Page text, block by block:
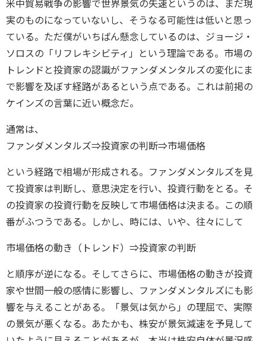
米中貿易戦争の影響で世界景気の失速というのは、まだ現
実のものになっていないし、そうなる可能性は低いと思っ
ている。ただ僕がいちばん懸念しているのは、ジョージ・
ソロスの「リフレキシビティ」という理論である。市場の
トレンドと投資家の認識がファンダメンタルズの変化にま
で影響を及ぼす経路があるという点である。これは前掲の
ケインズの言葉に近い概念だ。
通常は、
ファンダメンタルズ⇒投資家の判断⇒市場価格
という経路で相場が形成される。ファンダメンタルズを見
て投資家は判断し、意思決定を行い、投資行動をとる。そ
の投資家の投資行動を反映して市場価格は決まる。この順
番がふつうである。しかし、時には、いや、往々にして
市場価格の動き（トレンド）⇒投資家の判断
と順序が逆になる。そしてさらに、市場価格の動きが投資
家や世間一般の感情に影響し、ファンダメンタルズにも影
響を与えることがある。「景気は気から」の理屈で、実際
の景気が悪くなる。あたかも、株安が景気減速を予見して